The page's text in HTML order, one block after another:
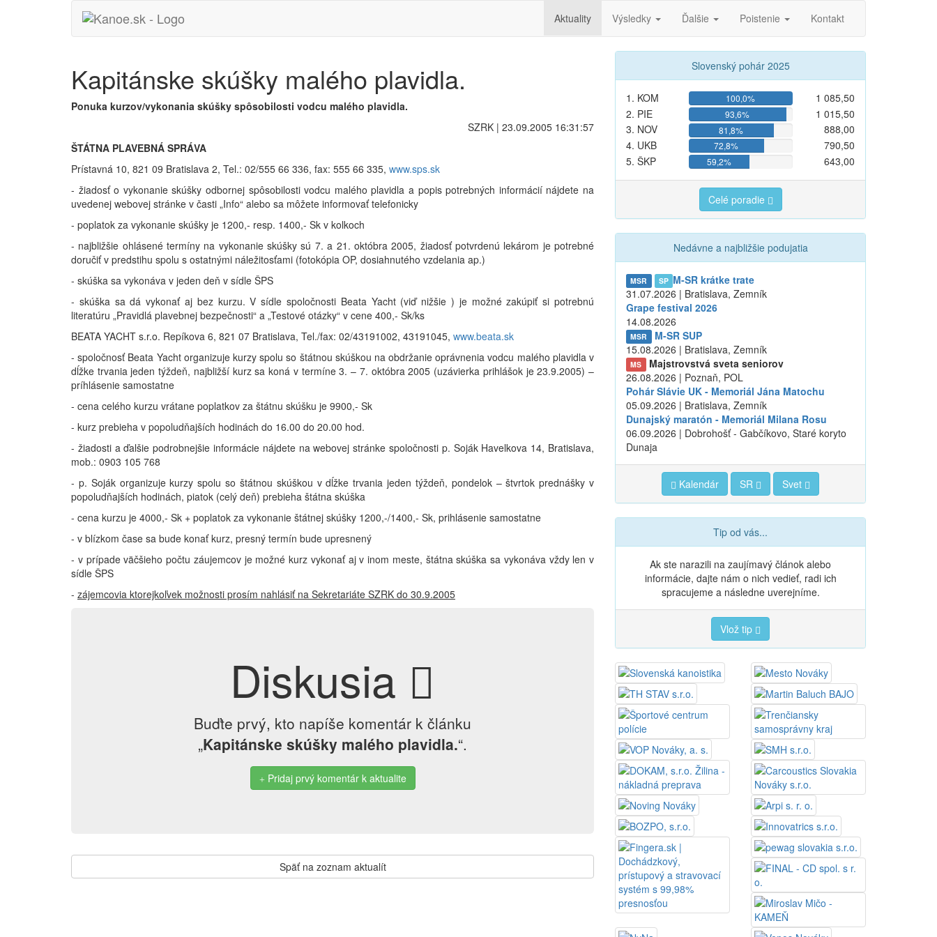
Aktuality Výsledky Ďalšie Poistenie Kontakt
Kapitánske skúšky malého plavidla.
Ponuka kurzov/vykonania skúšky spôsobilosti vodcu malého plavidla.
SZRK | 23.09.2005 16:31:57
ŠTÁTNA PLAVEBNÁ SPRÁVA
Prístavná 10, 821 09 Bratislava 2, Tel.: 02/555 66 336, fax: 555 66 335, www.sps.sk
- žiadosť o vykonanie skúšky odbornej spôsobilosti vodcu malého plavidla a popis potrebných informácií nájdete na
uvedenej webovej stránke v časti „Info“ alebo sa môžete informovať telefonicky
- poplatok za vykonanie skúšky je 1200,- resp. 1400,- Sk v kolkoch
- najbližšie ohlásené termíny na vykonanie skúšky sú 7. a 21. októbra 2005, žiadosť potvrdenú lekárom je potrebné
doručiť v predstihu spolu s ostatnými náležitosťami (fotokópia OP, dosiahnutého vzdelania ap.)
- skúška sa vykonáva v jeden deň v sídle ŠPS
- skúška sa dá vykonať aj bez kurzu. V sídle spoločnosti Beata Yacht (viď nižšie ) je možné zakúpiť si potrebnú
literatúru „Pravidlá plavebnej bezpečnosti“ a „Testové otázky“ v cene 400,- Sk/ks
BEATA YACHT s.r.o. Repíkova 6, 821 07 Bratislava, Tel./fax: 02/43191002, 43191045, www.beata.sk
- spoločnosť Beata Yacht organizuje kurzy spolu so štátnou skúškou na obdržanie oprávnenia vodcu malého plavidla v
dĺžke trvania jeden týždeň, najbližší kurz sa koná v termíne 3. – 7. októbra 2005 (uzávierka prihlášok je 23.9.2005) –
príhlásenie samostatne
- cena celého kurzu vrátane poplatkov za štátnu skúšku je 9900,- Sk
- kurz prebieha v popoludňajších hodinách do 16.00 do 20.00 hod.
- žiadosti a ďalšie podrobnejšie informácie nájdete na webovej stránke spoločnosti p. Soják Havelkova 14, Bratislava,
mob.: 0903 105 768
- p. Soják organizuje kurzy spolu so štátnou skúškou v dĺžke trvania jeden týždeň, pondelok – štvrtok prednášky v
popoludňajších hodinách, piatok (celý deň) prebieha štátna skúška
- cena kurzu je 4000,- Sk + poplatok za vykonanie štátnej skúšky 1200,-/1400,- Sk, prihlásenie samostatne
- v blízkom čase sa bude konať kurz, presný termín bude upresnený
- v prípade väčšieho počtu záujemcov je možné kurz vykonať aj v inom meste, štátna skúška sa vykonáva vždy len v
sídle ŠPS
- zájemcovia ktorejkoľvek možnosti prosím nahlásiť na Sekretariáte SZRK do 30.9.2005
Diskusia
Buďte prvý, kto napíše komentár k článku
„Kapitánske skúšky malého plavidla.“.
Pridaj prvý komentár k aktualite
Späť na zoznam aktualít
Slovenský pohár 2025
1. KOM 100,0%
1 085,50
2. PIE
93,6%
1 015,50
3. NOV
81,8%
888,00
4. UKB
72,8%
790,50
5. ŠKP
59,2% 643,00
Celé poradie
Nedávne a najbližšie podujatia
MSR SP M-SR krátke trate
31.07.2026 | Bratislava, Zemník
Grape festival 2026
14.08.2026
MSR
M-SR SUP
15.08.2026 | Bratislava, Zemník
MS
Majstrovstvá sveta seniorov
26.08.2026 | Poznaň, POL
Pohár Slávie UK - Memoriál Jána Matochu
05.09.2026 | Bratislava, Zemník
Dunajský maratón - Memoriál Milana Rosu
06.09.2026 | Dobrohošť - Gabčíkovo, Staré koryto
Dunaja
Kalendár SR Svet
Tip od vás...
Ak ste narazili na zaujímavý článok alebo
informácie, dajte nám o nich vedieť, radi ich
spracujeme a následne uverejníme.
Vlož tip